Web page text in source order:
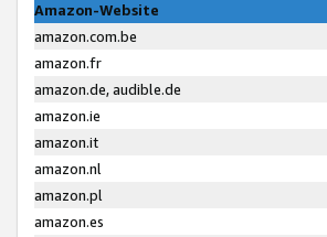
Amazon-Website
amazon.com.be
amazon.fr
amazon.de, audible.de
amazon.ie
amazon.it
amazon.nl
amazon.pl
amazon.es